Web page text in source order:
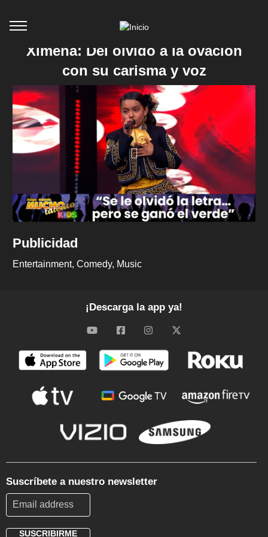
Ximena: Del olvido a la ovación
con su carisma y voz
Publicidad
Entertainment Comedy Music
¡Descarga la app ya!
Suscríbete a nuestro newsletter
SUSCRIBIRME